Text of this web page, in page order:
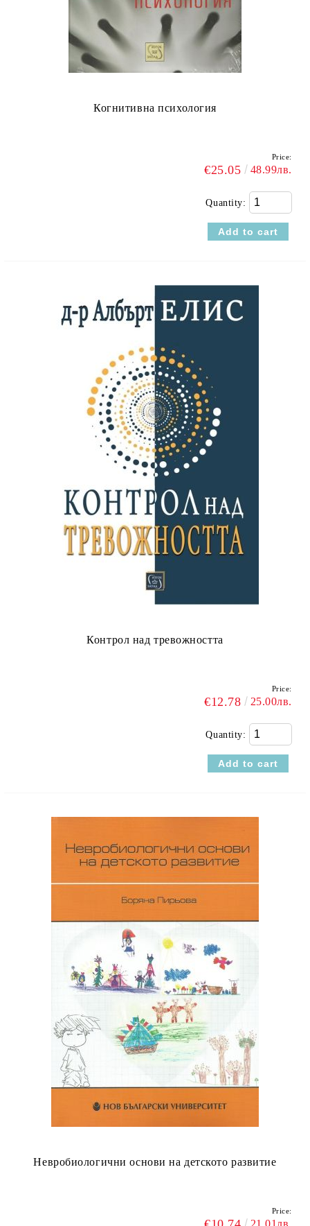
Когнитивна психология
Price:
€25.05 48.99лв.
Quantity:
Контрол над тревожността
Price:
€12.78 25.00лв.
Quantity:
Невробиологични основи на детското развитие
Price:
21.01лв.